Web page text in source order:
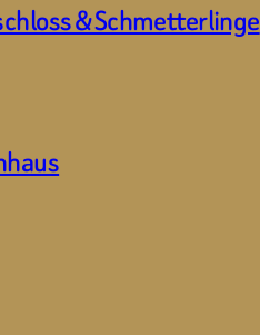
& Schmetterlinge